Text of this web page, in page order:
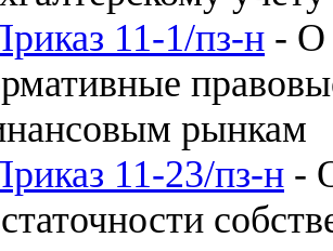
11-1/пз-н - О
рынкам
11-23/пз-н -